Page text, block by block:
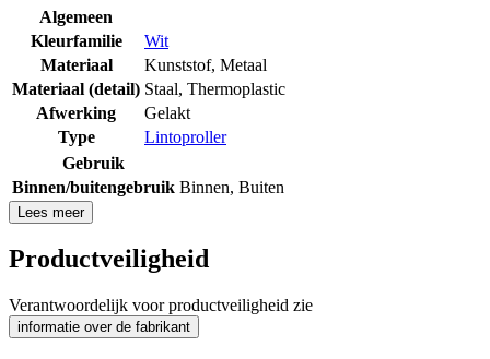
Algemeen
Kleurfamilie
Wit
Materiaal
Kunststof, Metaal
Materiaal (detail) Staal, Thermoplastic
Afwerking
Gelakt
Type
Lintoproller
Gebruik
Binnen/buitengebruik Binnen, Buiten
Lees meer
Productveiligheid
Verantwoordelijk voor productveiligheid zie
informatie over de fabrikant